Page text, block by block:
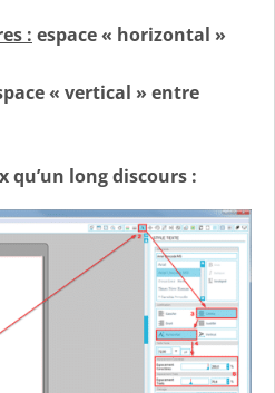
: espace « horizontal »
« vertical » entre
qu’un long discours :